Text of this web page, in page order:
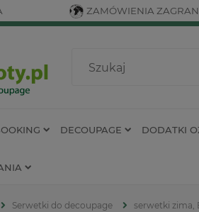
ZAMÓWIENIA
DECOUPAGE DODATKI
Serwetki do decoupage serwetki zima,